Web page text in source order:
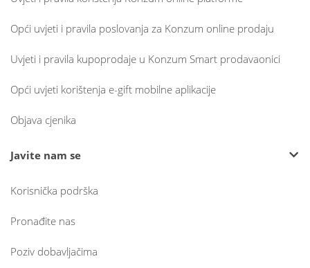
Opći uvjeti i pravila poslovanja za Konzum online prodaju
Uvjeti i pravila kupoprodaje u Konzum Smart prodavaonici
Opći uvjeti korištenja e-gift mobilne aplikacije
Objava cjenika
Javite nam se
Korisnička podrška
Pronađite nas
Poziv dobavljačima